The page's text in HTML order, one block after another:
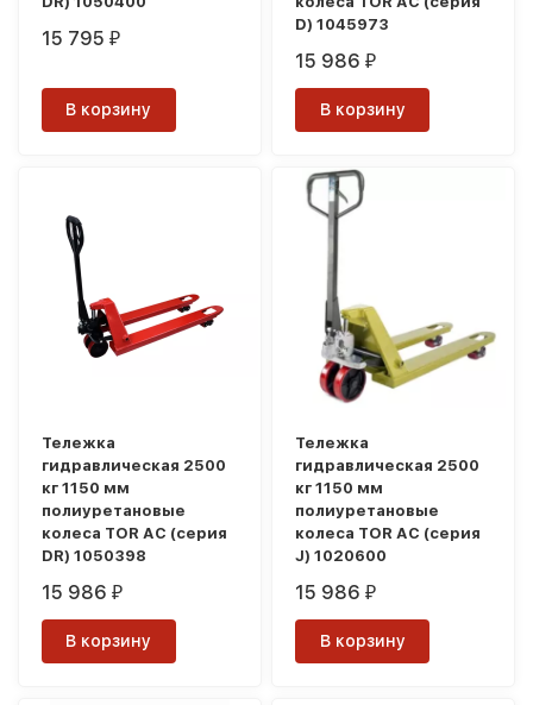
15 795₽
В корзину
D) 1045973
15 986₽
В корзину
Тележка
гидравлическая 2500
кг 1150 мм
полиуретановые
колеса TOR AC (серия
DR) 1050398
15 986₽
В корзину
Тележка
гидравлическая 2500
кг 1150 мм
полиуретановые
колеса TOR AC (серия
J) 1020600
15 986₽
В корзину